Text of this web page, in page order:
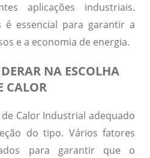
aplicações industriais.
é essencial para garantir a
e a economia de energia.
NA ESCOLHA
CALOR
Calor Industrial adequado
do tipo. Vários fatores
para garantir que o